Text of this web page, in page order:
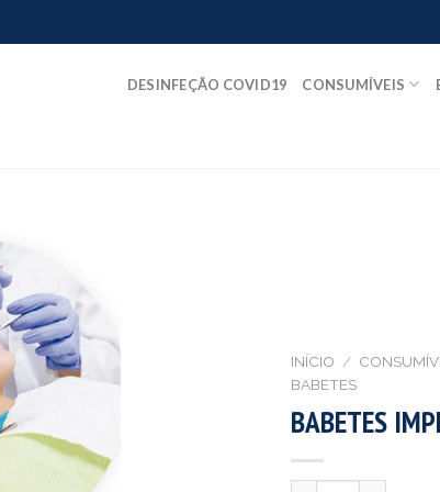
DESINFEÇÃO COVID19 CONSUMÍVEIS
INÍCIO /
BABETES
BABETES